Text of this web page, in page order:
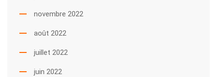
novembre 2022
août 2022
juillet 2022
juin 2022